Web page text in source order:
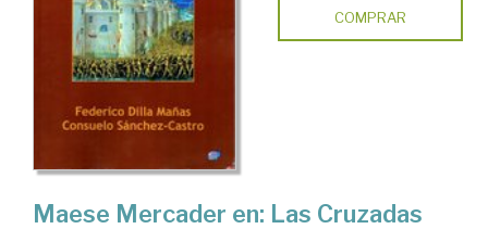
COMPRAR
Maese Mercader en: Las Cruzadas